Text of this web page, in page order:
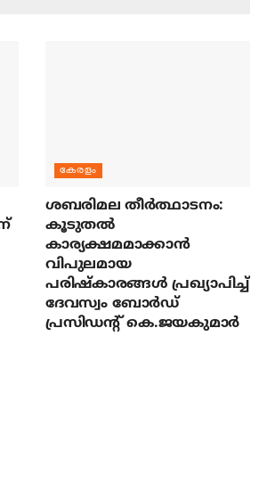
കേരളം
ശബരിമല തീര്‍ത്ഥാടനം:
കൂടുതല്‍
കാര്യക്ഷമമാക്കാന്‍
വിപുലമായ
പരിഷ്‌കാരങ്ങള്‍ പ്രഖ്യാപിച്ച്
ദേവസ്വം ബോര്‍ഡ്
പ്രസിഡന്റ് കെ.ജയകുമാര്‍